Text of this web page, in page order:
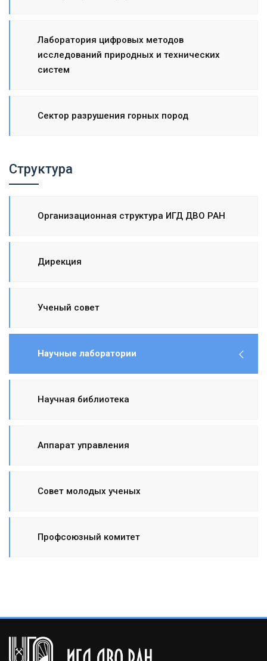
Лаборатория цифровых методов
исследований природных и технических
систем
Cектор разрушения горных пород
Структура
Организационная структура ИГД ДВО РАН
Дирекция
Ученый совет
Научные лаборатории
Научная библиотека
Аппарат управления
Совет молодых ученых
Профсоюзный комитет